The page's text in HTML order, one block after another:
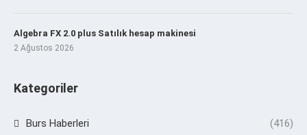
Algebra FX 2.0 plus Satılık hesap makinesi
2 Ağustos 2026
Kategoriler
Burs Haberleri (416)